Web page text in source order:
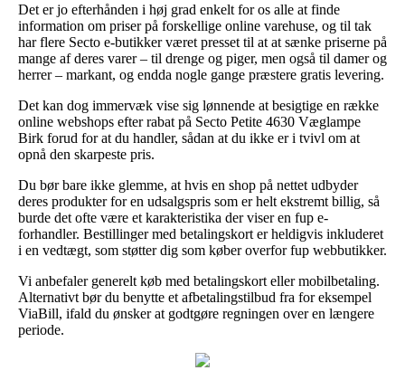
Det er jo efterhånden i høj grad enkelt for os alle at finde
information om priser på forskellige online varehuse, og til tak
har flere Secto e-butikker været presset til at at sænke priserne på
mange af deres varer – til drenge og piger, men også til damer og
herrer – markant, og endda nogle gange præstere gratis levering.
Det kan dog immervæk vise sig lønnende at besigtige en række
online webshops efter rabat på Secto Petite 4630 Væglampe
Birk forud for at du handler, sådan at du ikke er i tvivl om at
opnå den skarpeste pris.
Du bør bare ikke glemme, at hvis en shop på nettet udbyder
deres produkter for en udsalgspris som er helt ekstremt billig, så
burde det ofte være et karakteristika der viser en fup e-
forhandler. Bestillinger med betalingskort er heldigvis inkluderet
i en vedtægt, som støtter dig som køber overfor fup webbutikker.
Vi anbefaler generelt køb med betalingskort eller mobilbetaling.
Alternativt bør du benytte et afbetalingstilbud fra for eksempel
ViaBill, ifald du ønsker at godtgøre regningen over en længere
periode.